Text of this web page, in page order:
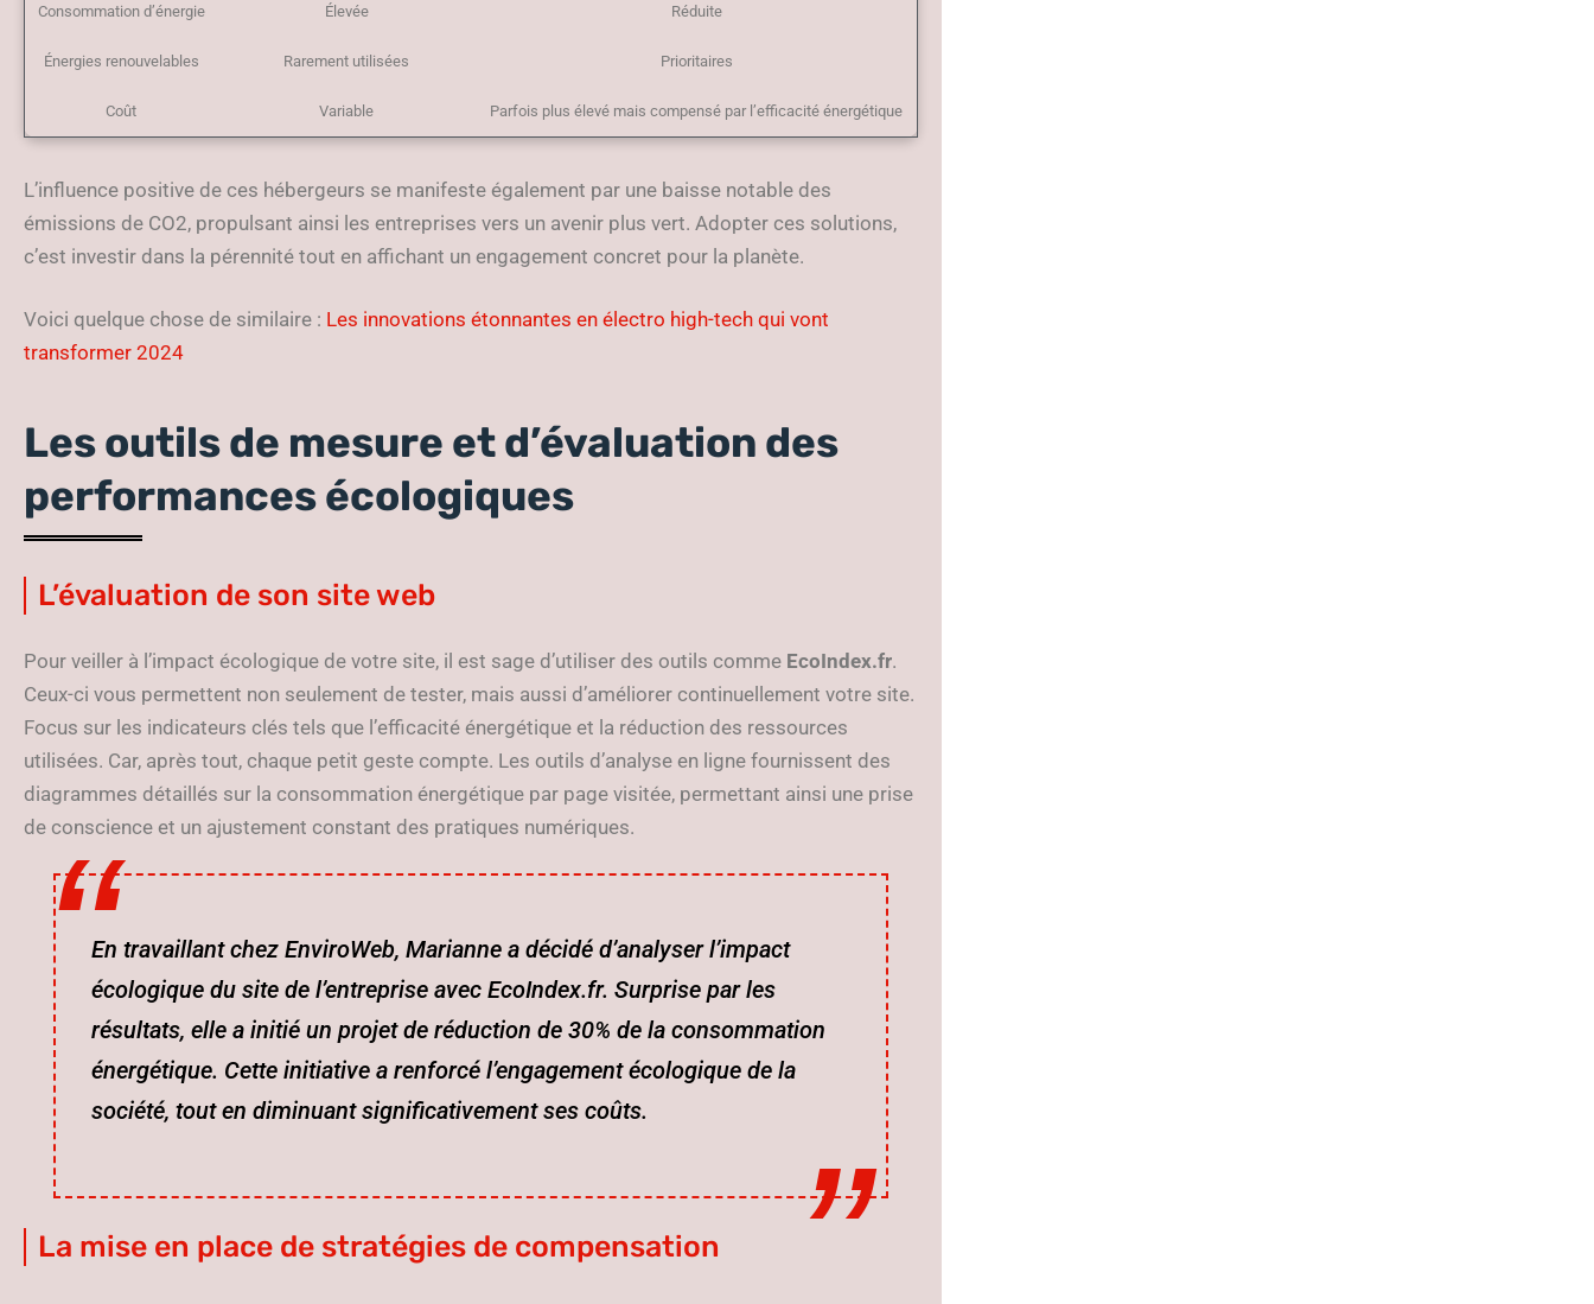
Consommation d’énergie Élevée Réduite
Énergies renouvelables Rarement utilisées Prioritaires
Coût Variable Parfois plus élevé mais compensé par l’efficacité énergétique
L’influence positive de ces hébergeurs se manifeste également par une baisse notable des
émissions de CO2, propulsant ainsi les entreprises vers un avenir plus vert. Adopter ces solutions,
c’est investir dans la pérennité tout en affichant un engagement concret pour la planète.
Voici quelque chose de similaire : Les innovations étonnantes en électro high-tech qui vont
transformer 2024
Les outils de mesure et d’évaluation des
performances écologiques
L’évaluation de son site web
Pour veiller à l’impact écologique de votre site, il est sage d’utiliser des outils comme EcoIndex.fr.
Ceux-ci vous permettent non seulement de tester, mais aussi d’améliorer continuellement votre site.
Focus sur les indicateurs clés tels que l’efficacité énergétique et la réduction des ressources
utilisées. Car, après tout, chaque petit geste compte. Les outils d’analyse en ligne fournissent des
diagrammes détaillés sur la consommation énergétique par page visitée, permettant ainsi une prise
de conscience et un ajustement constant des pratiques numériques.
En travaillant chez EnviroWeb, Marianne a décidé d’analyser l’impact
écologique du site de l’entreprise avec EcoIndex.fr. Surprise par les
résultats, elle a initié un projet de réduction de 30% de la consommation
énergétique. Cette initiative a renforcé l’engagement écologique de la
société, tout en diminuant significativement ses coûts.
La mise en place de stratégies de compensation